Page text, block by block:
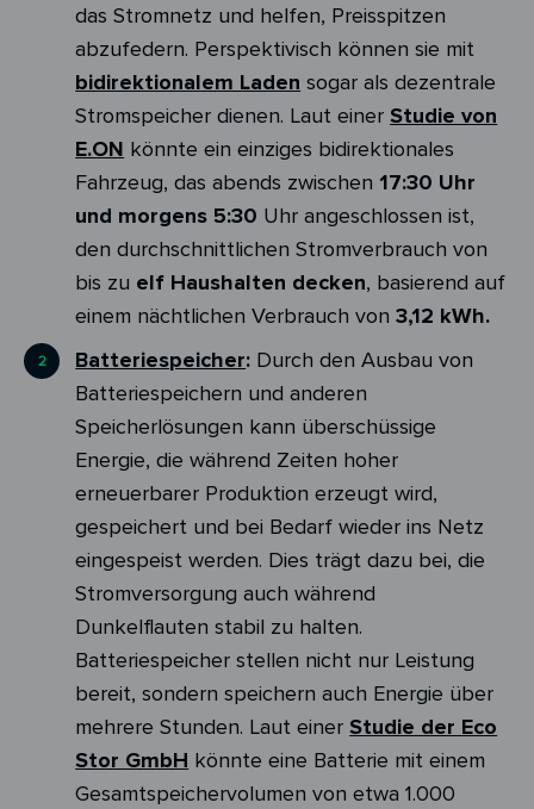
das Stromnetz und helfen, Preisspitzen
abzufedern. Perspektivisch können sie mit
bidirektionalem Laden sogar als dezentrale
Stromspeicher dienen. Laut einerStudie von
E.ON könnte ein einziges bidirektionales
Fahrzeug, das abends zwischen17:30 Uhr
und morgens 5:30 Uhr angeschlossen ist,
den durchschnittlichen Stromverbrauch von
bis zu elf Haushalten decken, basierend auf
einem nächtlichen Verbrauch von3,12 kWh.
Batteriespeicher: Durch den Ausbau von
Batteriespeichern und anderen
Speicherlösungen kann überschüssige
Energie, die während Zeiten hoher
erneuerbarer Produktion erzeugt wird,
gespeichert und bei Bedarf wieder ins Netz
eingespeist werden. Dies trägt dazu bei, die
Stromversorgung auch während
Dunkelflauten stabil zu halten.
Batteriespeicher stellen nicht nur Leistung
bereit, sondern speichern auch Energie über
mehrere Stunden. Laut einerStudie der Eco
Stor GmbH könnte eine Batterie mit einem
Gesamtspeichervolumen von etwa 1.000